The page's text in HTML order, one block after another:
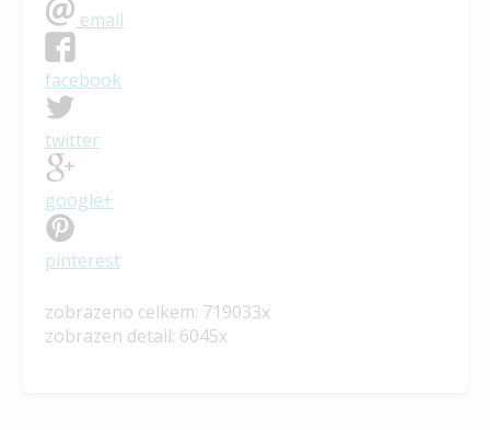
email
facebook
twitter
google+
pinterest
zobrazeno celkem: 719033x
zobrazen detail: 6045x